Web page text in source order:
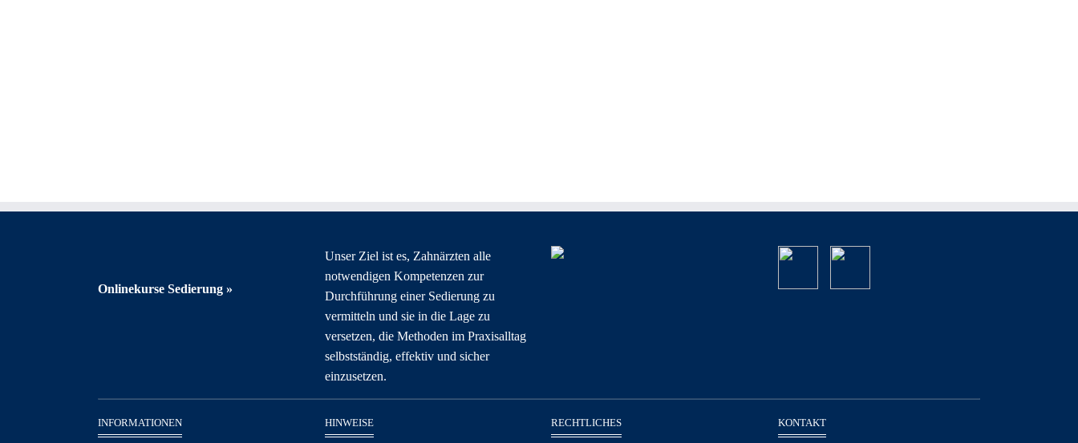
Onlinekurse Sedierung »
Unser Ziel ist es, Zahnärzten alle
notwendigen Kompetenzen zur
Durchführung einer Sedierung zu
vermitteln und sie in die Lage zu
versetzen, die Methoden im Praxisalltag
selbstständig, effektiv und sicher
einzusetzen.
INFORMATIONEN HINWEISE RECHTLICHES KONTAKT